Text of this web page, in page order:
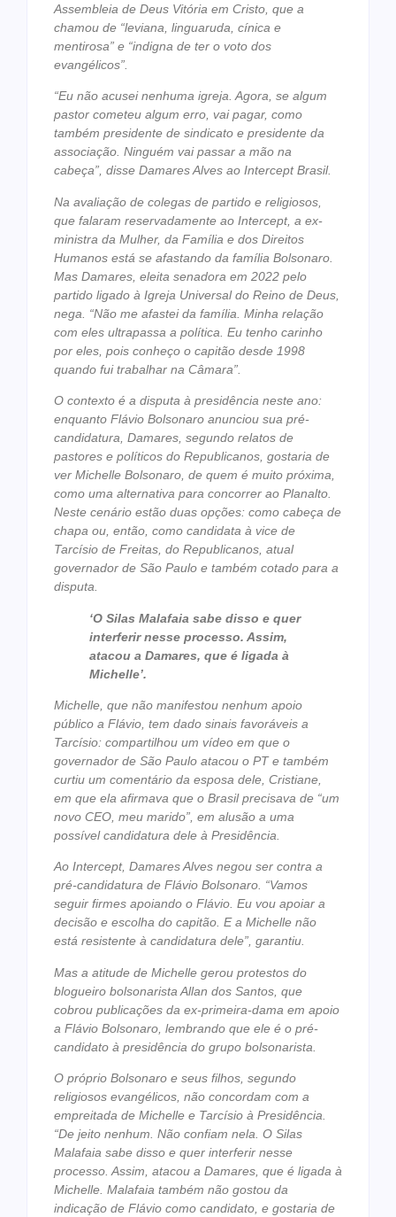
Assembleia de Deus Vitória em Cristo, que a
chamou de “leviana, linguaruda, cínica e
mentirosa” e “indigna de ter o voto dos
evangélicos”.
“Eu não acusei nenhuma igreja. Agora, se algum
pastor cometeu algum erro, vai pagar, como
também presidente de sindicato e presidente da
associação. Ninguém vai passar a mão na
cabeça”, disse Damares Alves ao Intercept Brasil.
Na avaliação de colegas de partido e religiosos,
que falaram reservadamente ao Intercept, a ex-
ministra da Mulher, da Família e dos Direitos
Humanos está se afastando da família Bolsonaro.
Mas Damares, eleita senadora em 2022 pelo
partido ligado à Igreja Universal do Reino de Deus,
nega. “Não me afastei da família. Minha relação
com eles ultrapassa a política. Eu tenho carinho
por eles, pois conheço o capitão desde 1998
quando fui trabalhar na Câmara”.
O contexto é a disputa à presidência neste ano:
enquanto Flávio Bolsonaro anunciou sua pré-
candidatura, Damares, segundo relatos de
pastores e políticos do Republicanos, gostaria de
ver Michelle Bolsonaro, de quem é muito próxima,
como uma alternativa para concorrer ao Planalto.
Neste cenário estão duas opções: como cabeça de
chapa ou, então, como candidata à vice de
Tarcísio de Freitas, do Republicanos, atual
governador de São Paulo e também cotado para a
disputa.
‘O Silas Malafaia sabe disso e quer
interferir nesse processo. Assim,
atacou a Damares, que é ligada à
Michelle’.
Michelle, que não manifestou nenhum apoio
público a Flávio, tem dado sinais favoráveis a
Tarcísio: compartilhou um vídeo em que o
governador de São Paulo atacou o PT e também
curtiu um comentário da esposa dele, Cristiane,
em que ela afirmava que o Brasil precisava de “um
novo CEO, meu marido”, em alusão a uma
possível candidatura dele à Presidência.
Ao Intercept, Damares Alves negou ser contra a
pré-candidatura de Flávio Bolsonaro. “Vamos
seguir firmes apoiando o Flávio. Eu vou apoiar a
decisão e escolha do capitão. E a Michelle não
está resistente à candidatura dele”, garantiu.
Mas a atitude de Michelle gerou protestos do
blogueiro bolsonarista Allan dos Santos, que
cobrou publicações da ex-primeira-dama em apoio
a Flávio Bolsonaro, lembrando que ele é o pré-
candidato à presidência do grupo bolsonarista.
O próprio Bolsonaro e seus filhos, segundo
religiosos evangélicos, não concordam com a
empreitada de Michelle e Tarcísio à Presidência.
“De jeito nenhum. Não confiam nela. O Silas
Malafaia sabe disso e quer interferir nesse
processo. Assim, atacou a Damares, que é ligada à
Michelle. Malafaia também não gostou da
indicação de Flávio como candidato, e gostaria de